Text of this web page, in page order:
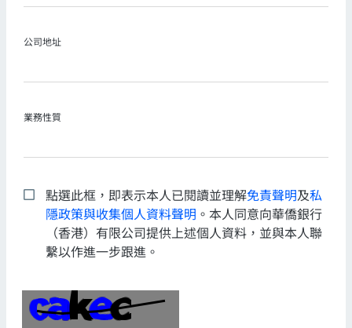
公司地址
業務性質
點選此框，即表示本人已閱讀並理解免責聲明及私
隱政策與收集個人資料聲明 。本人同意向華僑銀行
（香港）有限公司提供上述個人資料，並與本人聯
繫以作進一步跟進。